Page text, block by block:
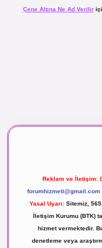
Çene Altına Ne Ad Verilir
Reklam ve İletişim:
forumhizmeti@gmail.com
Yasal Uyarı: Sitemiz,
İletişim Kurumu (BTK)
hizmet vermektedir.
denetleme veya